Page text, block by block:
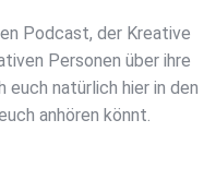
Podcast, der Kreative
Personen über ihre
natürlich hier in den
anhören könnt.